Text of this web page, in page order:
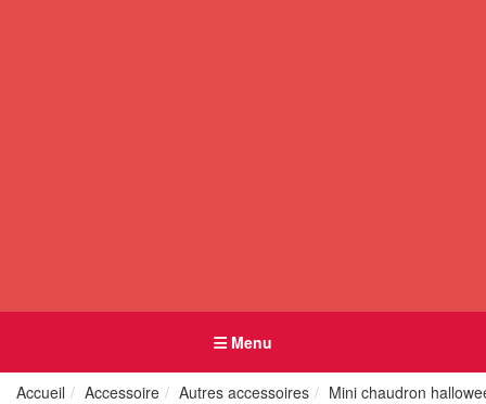
Menu
Accueil Accessoire Autres accessoires Mini chaudron